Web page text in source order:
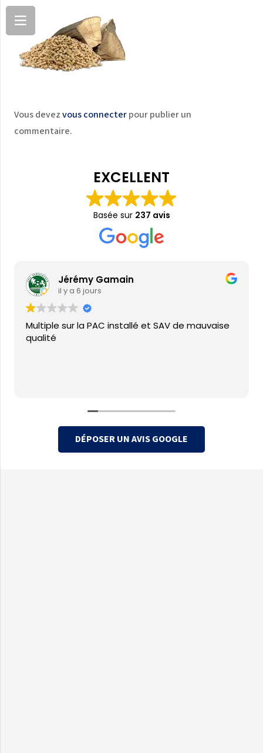
Vous devezvous connecterpour publier un
commentaire.
EXCELLENT
Basée sur 237 avis
Jérémy Gamain
il y a 6 jours
Multiple sur la PAC installé et SAV de mauvaise
qualité
DÉPOSER UN AVIS GOOGLE